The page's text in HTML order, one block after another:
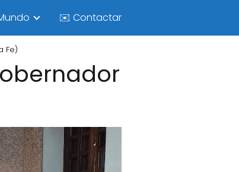
✉️ Contactar
Fe)